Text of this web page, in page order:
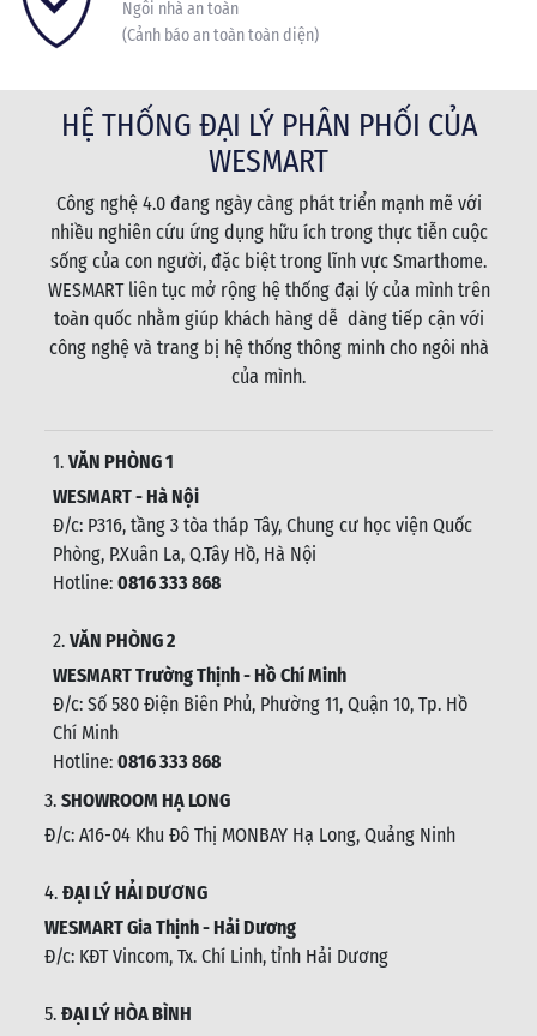
Ngôi nhà an toàn
(Cảnh báo an toàn toàn diện)
HỆ THỐNG ĐẠI LÝ PHÂN PHỐI CỦA
WESMART
Công nghệ 4.0 đang ngày càng phát triển mạnh mẽ với
nhiều nghiên cứu ứng dụng hữu ích trong thực tiễn cuộc
sống của con người, đặc biệt trong lĩnh vực Smarthome.
WESMART liên tục mở rộng hệ thống đại lý của mình trên
toàn quốc nhằm giúp khách hàng dễ dàng tiếp cận với
công nghệ và trang bị hệ thống thông minh cho ngôi nhà
của mình.
1. VĂN PHÒNG 1
WESMART - Hà Nội
Đ/c: P316, tầng 3 tòa tháp Tây, Chung cư học viện Quốc
Phòng, P.Xuân La, Q.Tây Hồ, Hà Nội
Hotline: 0816 333 868
2. VĂN PHÒNG 2
WESMART Trường Thịnh - Hồ Chí Minh
Đ/c: Số 580 Điện Biên Phủ, Phường 11, Quận 10, Tp. Hồ
Chí Minh
Hotline: 0816 333 868
3. SHOWROOM HẠ LONG
Đ/c: A16-04 Khu Đô Thị MONBAY Hạ Long, Quảng Ninh
4. ĐẠI LÝ HẢI DƯƠNG
WESMART Gia Thịnh - Hải Dương
Đ/c: KĐT Vincom, Tx. Chí Linh, tỉnh Hải Dương
5. ĐẠI LÝ HÒA BÌNH